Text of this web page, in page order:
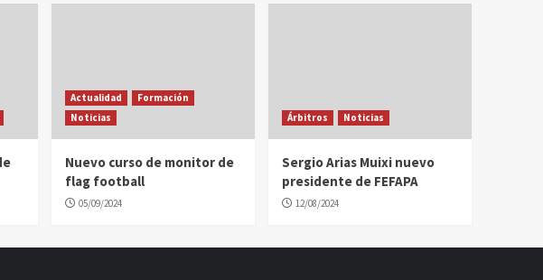
Actualidad
Formación
Noticias
Nuevo curso de monitor de
flag football
05/09/2024
Árbitros Noticias
Sergio Arias Muixi nuevo
presidente de FEFAPA
12/08/2024